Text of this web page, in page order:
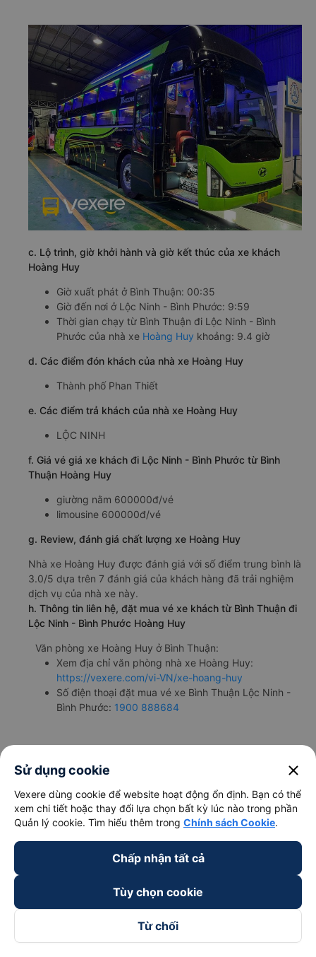
c. Lộ trình, giờ khởi hành và giờ kết thúc của xe khách
Hoàng Huy
Giờ xuất phát ở Bình Thuận: 00:35
Giờ đến nơi ở Lộc Ninh - Bình Phước: 9:59
Thời gian chạy từ Bình Thuận đi Lộc Ninh - Bình
Phước của nhà xe Hoàng Huy khoảng: 9.4 giờ
d. Các điểm đón khách của nhà xe Hoàng Huy
Thành phố Phan Thiết
e. Các điểm trả khách của nhà xe Hoàng Huy
LỘC NINH
f. Giá vé giá xe khách đi Lộc Ninh - Bình Phước từ Bình
Thuận Hoàng Huy
giường nằm 600000đ/vé
limousine 600000đ/vé
g. Review, đánh giá chất lượng xe Hoàng Huy
Nhà xe Hoàng Huy được đánh giá với số điểm trung bình là
3.0/5 dựa trên 7 đánh giá của khách hàng đã trải nghiệm
dịch vụ của nhà xe này.
h. Thông tin liên hệ, đặt mua vé xe khách từ Bình Thuận đi
Lộc Ninh - Bình Phước Hoàng Huy
Văn phòng xe Hoàng Huy ở Bình Thuận:
Xem địa chỉ văn phòng nhà xe Hoàng Huy:
https://vexere.com/vi-VN/xe-hoang-huy
Số điện thoại đặt mua vé xe Bình Thuận Lộc Ninh -
Bình Phước: 1900 888684
Bảng tổng hợp thông
Giờ
chạy
Điểm đi
Sử dụng cookie close
Vexere dùng cookie để website hoạt động ổn định. Bạn có thể
xem chi tiết hoặc thay đổi lựa chọn bất kỳ lúc nào trong phần
Quản lý cookie. Tìm hiểu thêm trong Chính sách Cookie.
Chấp nhận tất cả
Tùy chọn cookie
Từ chối